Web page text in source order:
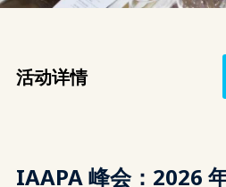
活动详情
IAAPA 峰会：2026